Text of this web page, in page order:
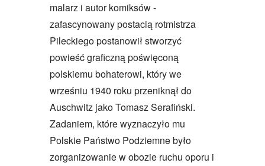
malarz i autor komiksów -
zafascynowany postacią rotmistrza
Pileckiego postanowił stworzyć
powieść graficzną poświęconą
polskiemu bohaterowi, który we
wrześniu 1940 roku przeniknął do
Auschwitz jako Tomasz Serafiński.
Zadaniem, które wyznaczyło mu
Polskie Państwo Podziemne było
zorganizowanie w obozie ruchu oporu i